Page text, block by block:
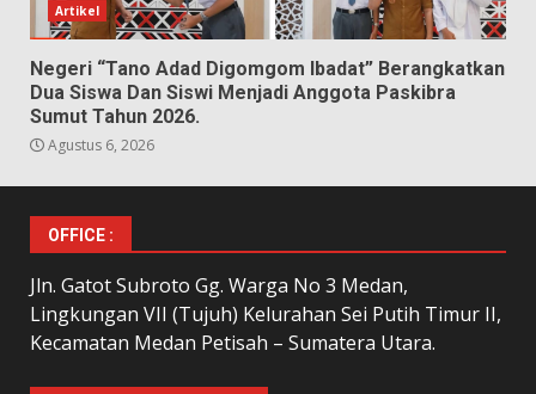
Artikel
Negeri “Tano Adad Digomgom Ibadat” Berangkatkan
Dua Siswa Dan Siswi Menjadi Anggota Paskibra
Sumut Tahun 2026.
Agustus 6, 2026
OFFICE :
Jln. Gatot Subroto Gg. Warga No 3 Medan,
Lingkungan VII (Tujuh) Kelurahan Sei Putih Timur II,
Kecamatan Medan Petisah – Sumatera Utara.